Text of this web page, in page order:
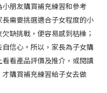
朋友購買補充練習和參考
需要挑選適合子女程度的小
缺挑戰，便容易感到枯橾；
信心。所以，家長為子女購
看產品評價及推介，或閱讀
購買補充練習給子女去做